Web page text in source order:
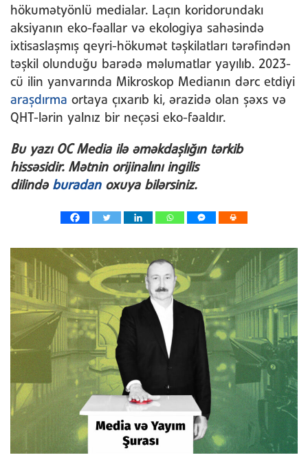
hökumətyönlü medialar. Laçın koridorundakı
aksiyanın eko-fəallar və ekologiya sahəsində
ixtisaslaşmış qeyri-hökumət təşkilatları tərəfindən
təşkil olunduğu barədə məlumatlar yayılıb. 2023-
cü ilin yanvarında Mikroskop Medianın dərc etdiyi
araşdırma ortaya çıxarıb ki, ərazidə olan şəxs və
QHT-lərin yalnız bir neçəsi eko-fəaldır.
Bu yazı OC Media ilə əməkdaşlığın tərkib
hissəsidir. Mətnin orijinalını ingilis
dilindəburadanoxuya bilərsiniz.